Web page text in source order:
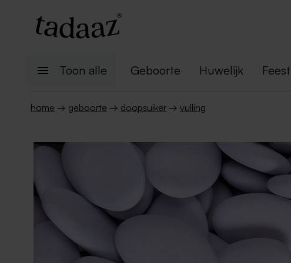
Toon alle Geboorte Huwelijk Feest
home → geboorte → doopsuiker → vulling